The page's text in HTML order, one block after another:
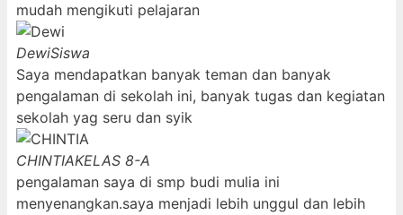
mudah mengikuti pelajaran
DewiSiswa
Saya mendapatkan banyak teman dan banyak
pengalaman di sekolah ini, banyak tugas dan kegiatan
sekolah yag seru dan syik
CHINTIAKELAS 8-A
pengalaman saya di smp budi mulia ini
menyenangkan.saya menjadi lebih unggul dan lebih